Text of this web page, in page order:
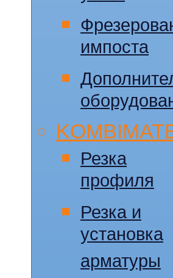
импоста
Резка
профиля
Резка и
установка
арматуры